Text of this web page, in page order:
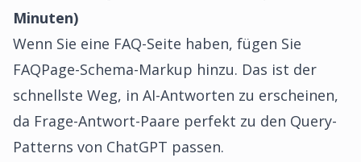
Minuten)
Wenn Sie eine FAQ-Seite haben, fügen Sie
FAQPage-Schema-Markup hinzu. Das ist der
schnellste Weg, in AI-Antworten zu erscheinen,
da Frage-Antwort-Paare perfekt zu den Query-
Patterns von ChatGPT passen.